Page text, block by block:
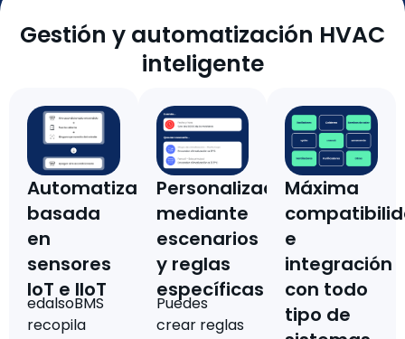
Gestión y automatización HVAC
inteligente
Automatización
basada
en
sensores
IoT e IIoT
edalsoBMS
recopila
Personalización
mediante
escenarios
y reglas
específicas
Puedes
crear reglas
Máxima
e
integración
con todo
tipo de